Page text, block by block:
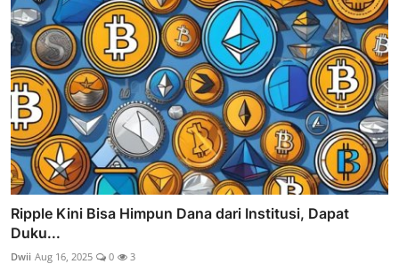
Ripple Kini Bisa Himpun Dana dari Institusi, Dapat
Duku...
Dwii Aug 16, 2025 0 3